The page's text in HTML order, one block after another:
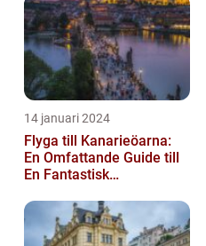
14 januari 2024
Flyga till Kanarieöarna:
En Omfattande Guide till
En Fantastisk